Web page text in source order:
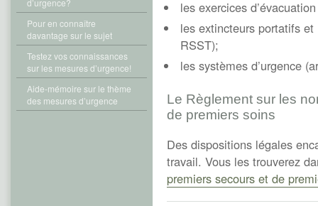
d’urgence?
Pour en connaître
davantage sur le sujet
Testez vos connaissances
sur les mesures d’urgence!
Aide-mémoire sur le thème
des mesures d’urgence
les exercices
les extincteurs portatifs
RSST);
les systèmes d’urgence
Le Règlement sur les
de premiers soins
Des dispositions légales
travail. Vous les trouverez
premiers secours et de